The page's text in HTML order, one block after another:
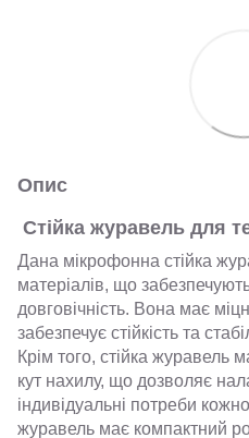
Опис
Стійка журавель для
Дана мікрофонна стійка
матеріалів, що
довговічність. Вона має
забезпечує стійкість та
Крім того, стійка журавель
кут нахилу, що дозволяє
індивідуальні потреби
журавель має компактний